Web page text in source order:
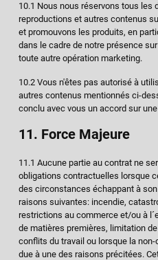
10.1 Nous nous réservons tous les
reproductions et autres contenus
et promouvons les produits, en
dans le cadre de notre présence
toute autre opération marketing.
10.2 Vous n'êtes pas autorisé à
autres contenus mentionnés ci-
conclu avec vous un accord sur
11. Force Majeure
11.1 Aucune partie au contrat ne
obligations contractuelles lorsque
des circonstances échappant à
raisons suivantes: incendie,
restrictions au commerce et/ou à
de matières premières, limitation
conflits du travail ou lorsque la
due à une des raisons précitées.